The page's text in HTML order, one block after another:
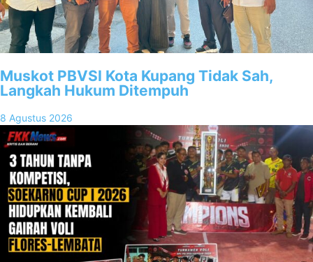
Muskot PBVSI Kota Kupang Tidak Sah,
Langkah Hukum Ditempuh
8 Agustus 2026